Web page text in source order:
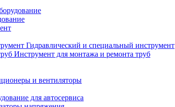
Гидравлический и специальный инструмент
Инструмент для монтажа и ремонта труб
и вентиляторы
для автосервиса